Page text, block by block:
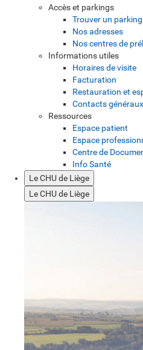
Accès et parkings
Trouver un parking
Nos adresses
Nos centres de
Informations utiles
Horaires de visite
Facturation
Restauration et
Contacts généraux
Ressources
Espace patient
Espace
Centre de
Info Santé
Le CHU de Liège
Le CHU de Liège